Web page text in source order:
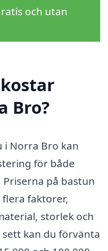
och utan
Bro?
i Norra Bro kan
för både
på bastun
faktorer,
storlek och
kan du förvänta